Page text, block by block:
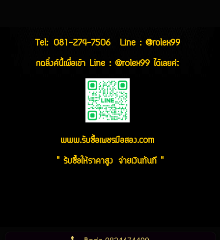
Tel: 081-274-7506
Line : @rolex99
กดลิ่งค์นี้เพื่อเข้า Line : @rolex99 ได้เลยค่ะ
www.รับซื้อเพชรมือสอง.com
" รับซื้อให้ราคาสูง จ่ายเงินทันที "